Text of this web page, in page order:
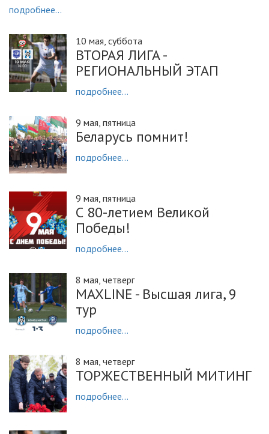
подробнее...
10 мая, суббота
ВТОРАЯ ЛИГА -
РЕГИОНАЛЬНЫЙ ЭТАП
подробнее...
9 мая, пятница
Беларусь помнит!
подробнее...
9 мая, пятница
С 80-летием Великой
Победы!
подробнее...
8 мая, четверг
MAXLINE - Высшая лига, 9
тур
подробнее...
8 мая, четверг
ТОРЖЕСТВЕННЫЙ МИТИНГ
подробнее...